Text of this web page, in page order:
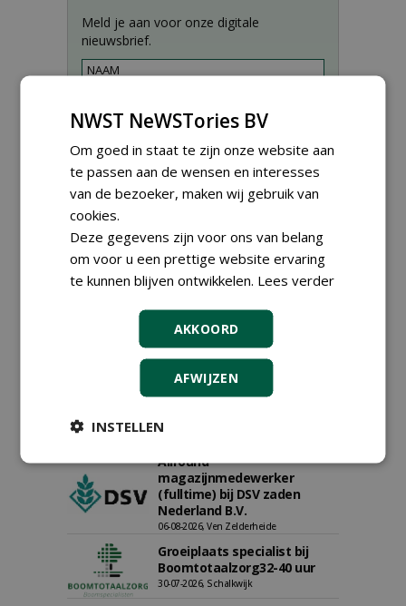
Meld je aan voor onze digitale
nieuwsbrief.
Proefveldmedewerker/
Chauffeur
landbouwmachines bij DSV
zaden Nederland B.V.
06-08-2026, Ven-Zelderheide
Kasmedewerker (fulltime) bij
06-08-2026, Ven-Zelderheide
Allround
magazijnmedewerker
(fulltime) bij DSV zaden
Nederland B.V.
06-08-2026, Ven Zelderheide
Groeiplaats specialist bij
Boomtotaalzorg32-40 uur
30-07-2026, Schalkwijk
NWST NeWSTories BV
Om goed in staat te zijn onze website aan
te passen aan de wensen en interesses
van de bezoeker, maken wij gebruik van
cookies.
Deze gegevens zijn voor ons van belang
om voor u een prettige website ervaring
te kunnen blijven ontwikkelen. Lees verder
AKKOORD
AFWIJZEN
INSTELLEN